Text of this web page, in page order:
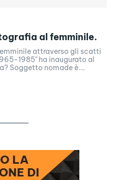
al femminile.
attraverso gli scatti
1985" ha inaugurato al
Centro Pecci . Di cosa si tratta? Soggetto nomade è...